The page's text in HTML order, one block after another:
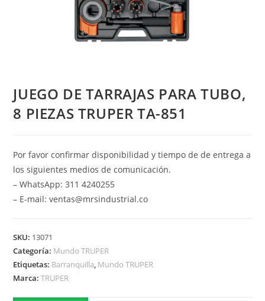
JUEGO DE TARRAJAS PARA TUBO,
8 PIEZAS TRUPER TA-851
Por favor confirmar disponibilidad y tiempo de de entrega a
los siguientes medios de comunicación.
– WhatsApp: 311 4240255
– E-mail: ventas@mrsindustrial.co
SKU: 13071
Categoría: Mundo TRUPER
Etiquetas: Barranquilla, Mundo TRUPER
Marca:TRUPER